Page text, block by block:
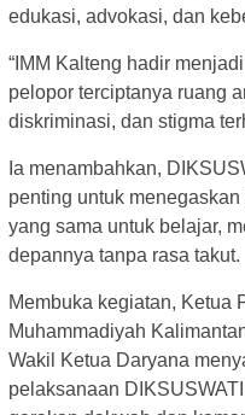
edukasi, advokasi, dan
“IMM Kalteng hadir
pelopor terciptanya ruang
diskriminasi, dan stigma
Ia menambahkan,
penting untuk
yang sama untuk belajar,
depannya tanpa rasa takut.
Membuka kegiatan, Ketua
Muhammadiyah
Wakil Ketua Daryana
pelaksanaan